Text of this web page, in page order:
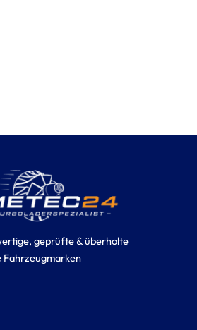
geprüfte & überholte